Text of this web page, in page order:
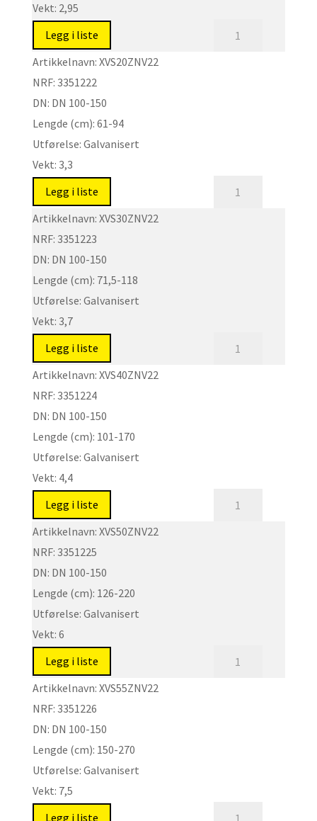
Vekt: 2,95
Legg i liste
Artikkelnavn: XVS20ZNV22
NRF: 3351222
DN: DN 100-150
Lengde (cm): 61-94
Utførelse: Galvanisert
Vekt: 3,3
Legg i liste
Artikkelnavn: XVS30ZNV22
NRF: 3351223
DN: DN 100-150
Lengde (cm): 71,5-118
Utførelse: Galvanisert
Vekt: 3,7
Legg i liste
Artikkelnavn: XVS40ZNV22
NRF: 3351224
DN: DN 100-150
Lengde (cm): 101-170
Utførelse: Galvanisert
Vekt: 4,4
Legg i liste
Artikkelnavn: XVS50ZNV22
NRF: 3351225
DN: DN 100-150
Lengde (cm): 126-220
Utførelse: Galvanisert
Vekt: 6
Legg i liste
Artikkelnavn: XVS55ZNV22
NRF: 3351226
DN: DN 100-150
Lengde (cm): 150-270
Utførelse: Galvanisert
Vekt: 7,5
Legg i liste